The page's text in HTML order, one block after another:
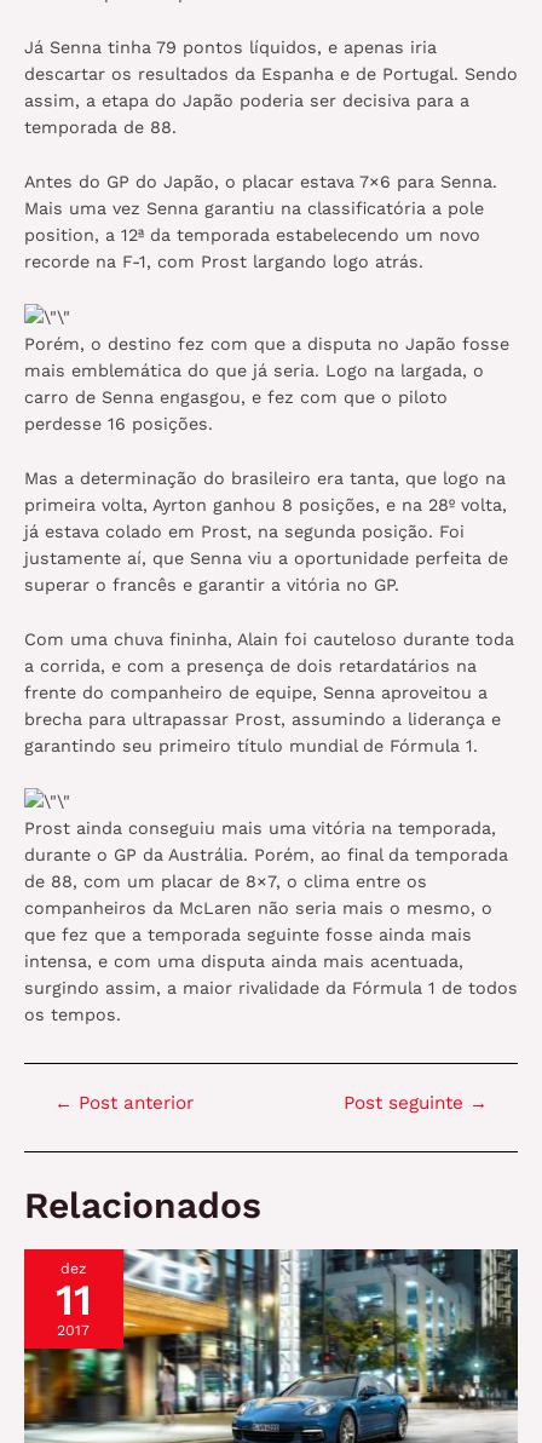
Já Senna tinha 79 pontos líquidos, e apenas iria
descartar os resultados da Espanha e de Portugal. Sendo
assim, a etapa do Japão poderia ser decisiva para a
temporada de 88.
Antes do GP do Japão, o placar estava 7×6 para Senna.
Mais uma vez Senna garantiu na classificatória a pole
position, a 12ª da temporada estabelecendo um novo
recorde na F-1, com Prost largando logo atrás.
Porém, o destino fez com que a disputa no Japão fosse
mais emblemática do que já seria. Logo na largada, o
carro de Senna engasgou, e fez com que o piloto
perdesse 16 posições.
Mas a determinação do brasileiro era tanta, que logo na
primeira volta, Ayrton ganhou 8 posições, e na 28º volta,
já estava colado em Prost, na segunda posição. Foi
justamente aí, que Senna viu a oportunidade perfeita de
superar o francês e garantir a vitória no GP.
Com uma chuva fininha, Alain foi cauteloso durante toda
a corrida, e com a presença de dois retardatários na
frente do companheiro de equipe, Senna aproveitou a
brecha para ultrapassar Prost, assumindo a liderança e
garantindo seu primeiro título mundial de Fórmula 1.
Prost ainda conseguiu mais uma vitória na temporada,
durante o GP da Austrália. Porém, ao final da temporada
de 88, com um placar de 8×7, o clima entre os
companheiros da McLaren não seria mais o mesmo, o
que fez que a temporada seguinte fosse ainda mais
intensa, e com uma disputa ainda mais acentuada,
surgindo assim, a maior rivalidade da Fórmula 1 de todos
os tempos.
Navegação
Post
← Post anterior Post seguinte →
Relacionados
dez
11
2017